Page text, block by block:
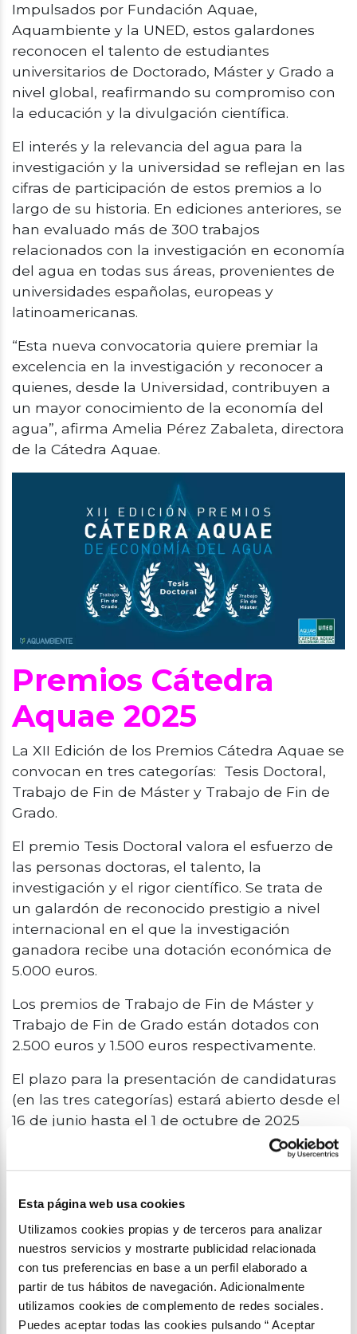
Esta página web usa cookies
Utilizamos cookies propias y de terceros para analizar
nuestros servicios y mostrarte publicidad relacionada
con tus preferencias en base a un perfil elaborado a
partir de tus hábitos de navegación. Adicionalmente
utilizamos cookies de complemento de redes sociales.
Puedes aceptar todas las cookies pulsando “ Aceptar
Impulsados por Fundación Aquae,
Aquambiente y la UNED, estos galardones
reconocen el talento de estudiantes
universitarios de Doctorado, Máster y Grado a
nivel global, reafirmando su compromiso con
la educación y la divulgación científica.
El interés y la relevancia del agua para la
investigación y la universidad se reflejan en las
cifras de participación de estos premios a lo
largo de su historia. En ediciones anteriores, se
han evaluado más de 300 trabajos
relacionados con la investigación en economía
del agua en todas sus áreas, provenientes de
universidades españolas, europeas y
latinoamericanas.
“Esta nueva convocatoria quiere premiar la
excelencia en la investigación y reconocer a
quienes, desde la Universidad, contribuyen a
un mayor conocimiento de la economía del
agua”, afirma Amelia Pérez Zabaleta, directora
de la Cátedra Aquae.
Premios Cátedra
Aquae 2025
La XII Edición de los Premios Cátedra Aquae se
convocan en tres categorías: Tesis Doctoral,
Trabajo de Fin de Máster y Trabajo de Fin de
Grado.
El premio Tesis Doctoral valora el esfuerzo de
las personas doctoras, el talento, la
investigación y el rigor científico. Se trata de
un galardón de reconocido prestigio a nivel
internacional en el que la investigación
ganadora recibe una dotación económica de
5.000 euros.
Los premios de Trabajo de Fin de Máster y
Trabajo de Fin de Grado están dotados con
2.500 euros y 1.500 euros respectivamente.
El plazo para la presentación de candidaturas
(en las tres categorías) estará abierto desde el
16 de junio hasta el 1 de octubre de 2025
(ambos inclusive). Los aspirantes deberán
inscribirse a través de los formularios de
ateniéndose a los criterios especificados en las
bases de cada convocatoria.
Tesis Doctoral
Para participar en el Premio a la Mejor Tesis
Doctoral, las personas candidatas deberán